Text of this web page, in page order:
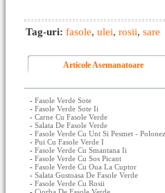
Tag-uri: fasole, ulei, rosii, sare
Articole Asemanatoare
- Fasole Verde Sote
- Fasole Verde Sote Ii
- Carne Cu Fasole Verde
- Salata De Fasole Verde
- Fasole Verde Cu Unt Si Pesmet -
- Pui Cu Fasole Verde I
- Fasole Verde Cu Smantana Ii
- Fasole Verde Cu Sos Picant
- Fasole Verde Cu Oua La Cuptor
- Salata Gustoasa De Fasole Verde
- Fasole Verde Cu Rosii